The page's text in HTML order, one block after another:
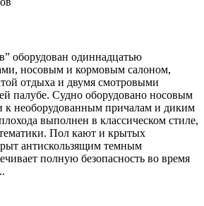
оборудован одиннадцатью
носовым и кормовым салоном,
отдыха и двумя смотровыми
палубе. Судно оборудовано носовым
к необорудованным причалам и диким
выполнен в классическом стиле,
Пол кают и крытых
антискользящим темным
полную безопасность во время